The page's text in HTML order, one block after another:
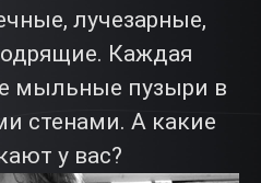
лучезарные,
Каждая
мыльные пузыри в
стенами. А какие
у вас?